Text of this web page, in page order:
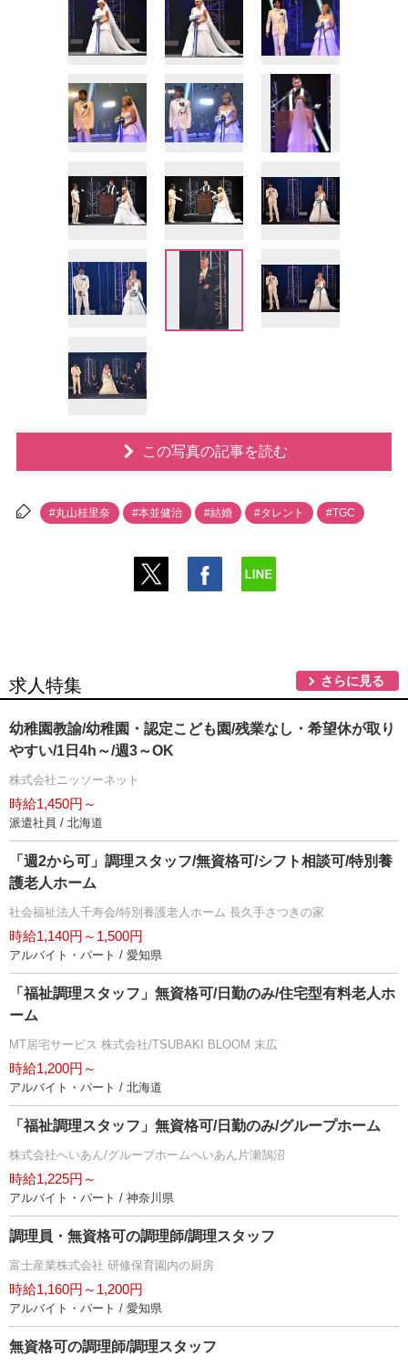
この写真の記事を読む
#丸山桂里奈 #本並健治 #結婚 #タレント #TGC
求人特集 さらに見る
幼稚園教諭/幼稚園・認定こども園/残業なし・希望休が取り
すい/1日4h～/週3～OK
株式会社ニッソーネット
時給1,450円～
派遣社員 / 北海道
「週2から可」調理スタッフ/無資格可/シフト相談可/特別養
護老人ホーム
社会福祉法人千寿会/特別養護老人ホーム 長久手さつきの家
時給1,140円～1,500円
アルバイト・パート / 愛知県
「福祉調理スタッフ」無資格可/日勤のみ/住宅型有料老人ホ
ーム
MT居宅サービス 株式会社/TSUBAKI BLOOM 末広
時給1,200円～
アルバイト・パート / 北海道
「福祉調理スタッフ」無資格可/日勤のみ/グループホーム
株式会社へいあん/グループホームへいあん片瀬鵠沼
時給1,225円～
アルバイト・パート / 神奈川県
調理員・無資格可の調理師/調理スタッフ
富士産業株式会社 研修保育園内の厨房
時給1,160円～1,200円
アルバイト・パート / 愛知県
無資格可の調理師/調理スタッフ